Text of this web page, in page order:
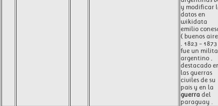
y modificar
datos en
wikidata
emilio
( buenos
, 1823 -
fue un
argentino ,
destacado
las guerras
civiles de su
país y en la
guerra del
paraguay .